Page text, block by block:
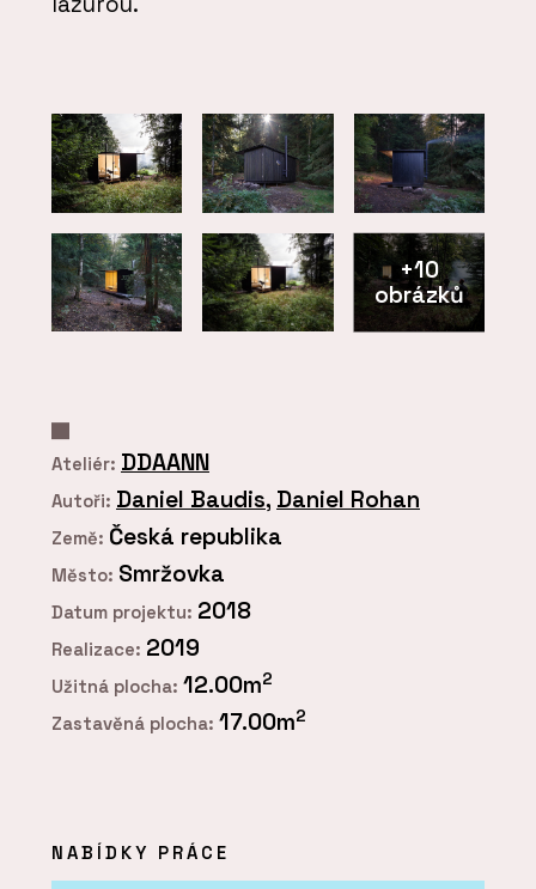
+10
obrázků
Ateliér: DDAANN
Autoři: Daniel Baudis, Daniel Rohan
Země: Česká republika
Město: Smržovka
Datum projektu: 2018
Realizace: 2019
Užitná plocha: 12.00m2
Zastavěná plocha: 17.00m2
NABÍDKY PRÁCE